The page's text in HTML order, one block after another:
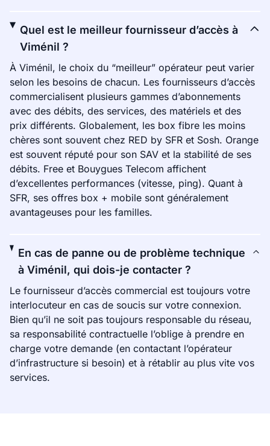
Quel est le meilleur fournisseur d’accès à
Viménil ?
À Viménil, le choix du “meilleur” opérateur peut varier
selon les besoins de chacun. Les fournisseurs d’accès
commercialisent plusieurs gammes d’abonnements
avec des débits, des services, des matériels et des
prix différents. Globalement, les box fibre les moins
chères sont souvent chez RED by SFR et Sosh. Orange
est souvent réputé pour son SAV et la stabilité de ses
débits. Free et Bouygues Telecom affichent
d’excellentes performances (vitesse, ping). Quant à
SFR, ses offres box + mobile sont généralement
avantageuses pour les familles.
En cas de panne ou de problème technique
à Viménil, qui dois-je contacter ?
Le fournisseur d’accès commercial est toujours votre
interlocuteur en cas de soucis sur votre connexion.
Bien qu’il ne soit pas toujours responsable du réseau,
sa responsabilité contractuelle l’oblige à prendre en
charge votre demande (en contactant l’opérateur
d’infrastructure si besoin) et à rétablir au plus vite vos
services.